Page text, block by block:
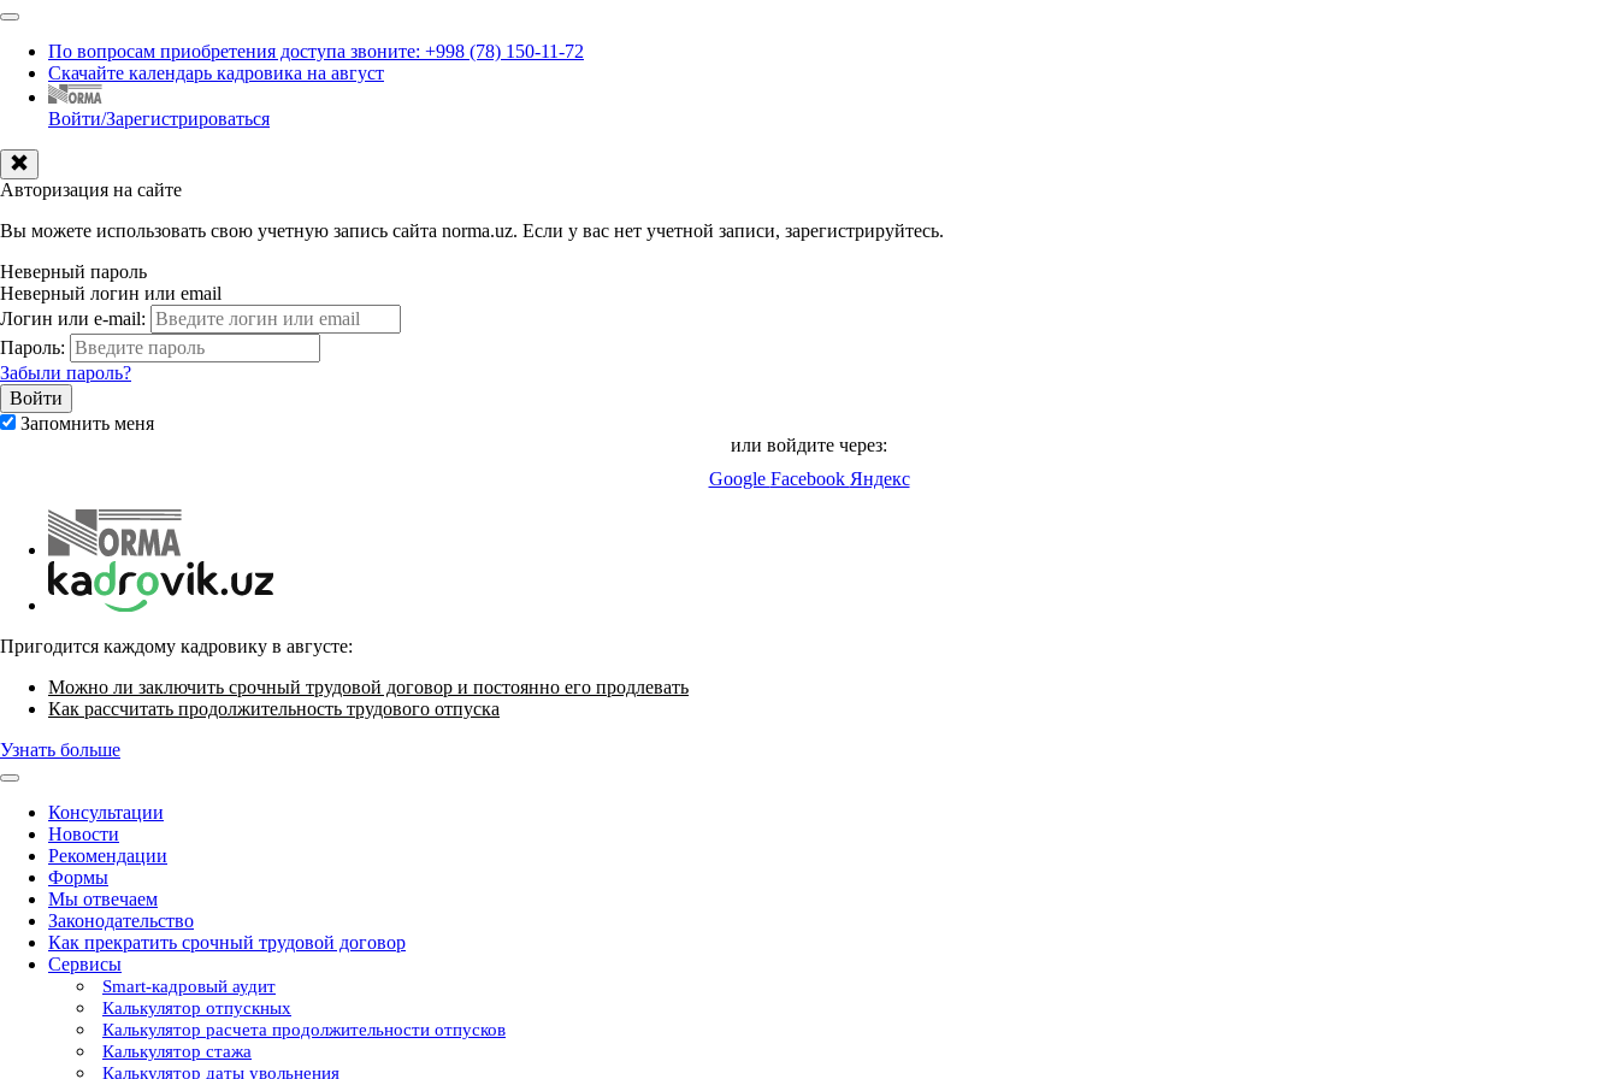
По вопросам приобретения доступа звоните: +998 (78) 150-11-72
Скачайте календарь кадровика на август
Войти/Зарегистрироваться
Авторизация на сайте
Вы можете использовать свою учетную запись сайта norma.uz. Если у вас нет учетной записи, зарегистрируйтесь.
Неверный пароль
Неверный логин или email
Логин или e-mail:
Пароль:
Забыли пароль?
Запомнить меня
или войдите через:
Google Facebook Яндекс
Пригодится каждому кадровику в августе:
Можно ли заключить срочный трудовой договор и постоянно его продлевать
Как рассчитать продолжительность трудового отпуска
Узнать больше
Консультации
Новости
Рекомендации
Формы
Мы отвечаем
Законодательство
Как прекратить срочный трудовой договор
Сервисы
Smart-кадровый аудит
Калькулятор отпускных
Калькулятор расчета продолжительности отпусков
Калькулятор стажа
Калькулятор даты увольнения